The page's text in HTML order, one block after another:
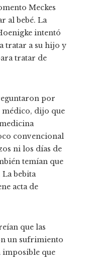
Meckes
al bebé. La
intentó
tratar a su hijo y
tratar de
por
médico, dijo que
convencional
ni los días de
temían que
La bebita
acta de
que las
un sufrimiento
imposible que